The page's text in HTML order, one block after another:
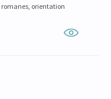
romanes, orientation